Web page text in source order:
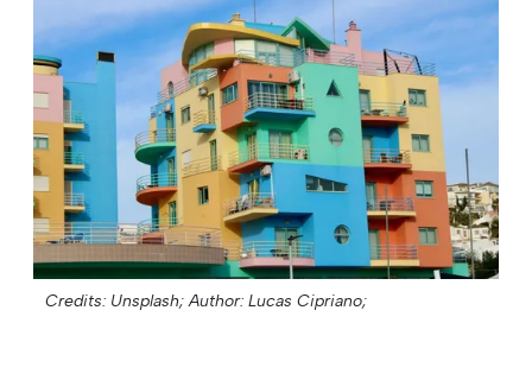
Credits: Unsplash; Author: Lucas Cipriano;